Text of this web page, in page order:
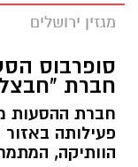
מגזין ירושלים
סופרבוס
חברת
חברת ההסעות
פעילותה
הוותיקה,